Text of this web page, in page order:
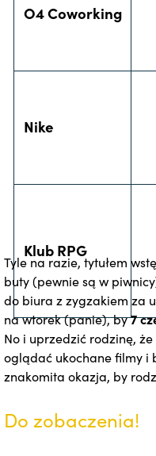
O4 Coworking
Nike
Klub RPG
Tyle na razie, tytułem
buty (pewnie są w
do biura z zygzakiem za
na wtorek (panie), by7
No i uprzedzić rodzinę,
oglądać ukochane filmy i
znakomita okazja, by
Do zobaczenia!